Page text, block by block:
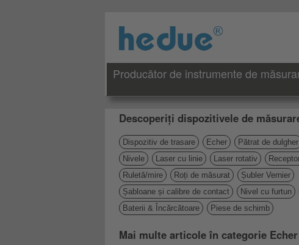
Producător de instrumente de
Descoperiți dispozitivele de
Dispozitiv de trasare Echer Pătrat de dulgher
Nivele
Laser cu linie Laser rotativ
Ruletă/mire
Roți de măsurat
Șubler Vernier
Șabloane și calibre de contact
Nivel cu furtun
Baterii & Încărcătoare
Piese de schimb
Mai multe articole în categorie